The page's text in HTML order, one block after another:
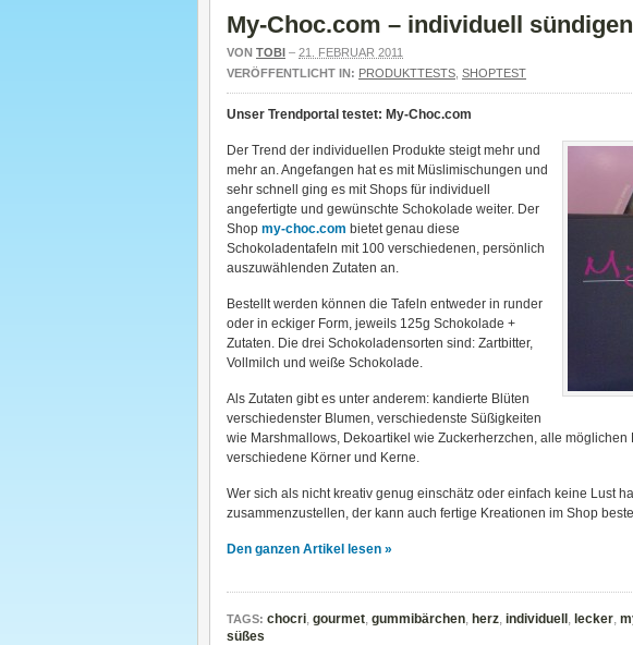
My-Choc.com – individuell
VON TOBI – 21. FEBRUAR 2011
VERÖFFENTLICHT IN: PRODUKTTESTS SHOPTEST
Unser Trendportal testet: My-Choc.com
Der Trend der individuellen Produkte steigt mehr und
mehr an. Angefangen hat es mit Müslimischungen und
sehr schnell ging es mit Shops für individuell
angefertigte und gewünschte Schokolade weiter. Der
Shop my-choc.com bietet genau diese
Schokoladentafeln mit 100 verschiedenen, persönlich
auszuwählenden Zutaten an.
Bestellt werden können die Tafeln entweder in runder
oder in eckiger Form, jeweils 125g Schokolade +
Zutaten. Die drei Schokoladensorten sind: Zartbitter,
Vollmilch und weiße Schokolade.
Als Zutaten gibt es unter anderem: kandierte Blüten
verschiedenster Blumen, verschiedenste Süßigkeiten
wie Marshmallows, Dekoartikel wie Zuckerherzchen, alle möglichen
verschiedene Körner und Kerne.
Wer sich als nicht kreativ genug einschätz oder einfach keine Lust
zusammenzustellen, der kann auch fertige Kreationen im Shop
Den ganzen Artikel lesen »
TAGS: chocri, gourmet, gummibärchen, herz, individuell , lecker,
süßes